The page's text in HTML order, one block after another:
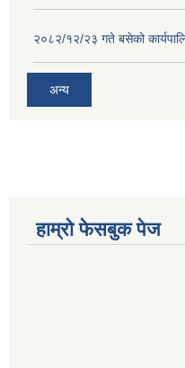
२०८२/१२/२३ गते बसेको
अन्य
हाम्रो फेसबुक पेज